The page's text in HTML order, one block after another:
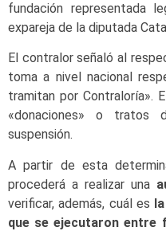
fundación representada
expareja de la diputada
El contralor señaló al
toma a nivel nacional
tramitan por Contraloría».
«donaciones» o tratos
suspensión.
A partir de esta
procederá a realizar una
verificar, además, cuál es
que se ejecutaron entre